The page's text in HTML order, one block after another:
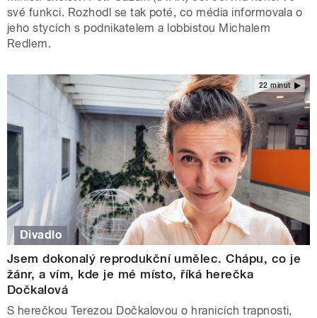
své funkci. Rozhodl se tak poté, co média informovala o
jeho stycích s podnikatelem a lobbistou Michalem
Redlem.
22 minut
Divadlo
Jsem dokonalý reprodukční umělec. Chápu, co je
žánr, a vím, kde je mé místo, říká herečka
Dočkalová
S herečkou Terezou Dočkalovou o hranicích trapnosti,